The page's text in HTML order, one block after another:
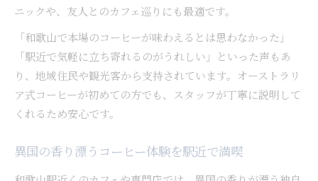
ニックや、友人とのカフェ巡りにも最適です。
「和歌山で本場のコーヒーが味わえるとは思わなかった」
「駅近で気軽に立ち寄れるのがうれしい」といった声もあ
り、地域住民や観光客から支持されています。オーストラリ
ア式コーヒーが初めての方でも、スタッフが丁寧に説明して
くれるため安心です。
異国の香り漂うコーヒー体験を駅近で満喫